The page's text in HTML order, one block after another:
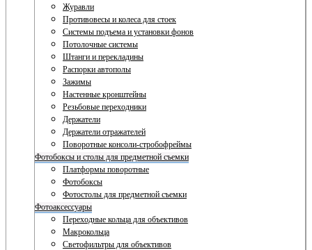
Журавли
Противовесы и колеса для стоек
Системы подъема и установки фонов
Потолочные системы
Штанги и перекладины
Распорки автополы
Зажимы
Настенные кронштейны
Резьбовые переходники
Держатели
Держатели отражателей
Поворотные консоли-стробофреймы
Фотобоксы и столы для предметной съемки
Платформы поворотные
Фотобоксы
Фотостолы для предметной съемки
Фотоаксессуары
Переходные кольца для объективов
Макрокольца
Светофильтры для объективов